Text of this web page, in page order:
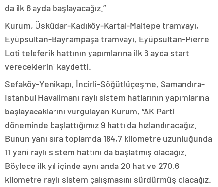
da ilk 6 ayda başlayacağız.”
Kurum, Üsküdar-Kadıköy-Kartal-Maltepe tramvayı,
Eyüpsultan-Bayrampaşa tramvayı, Eyüpsultan-Pierre
Loti teleferik hattının yapımlarına ilk 6 ayda start
vereceklerini kaydetti.
Sefaköy-Yenikapı, İncirli-Söğütlüçeşme, Samandıra-
İstanbul Havalimanı raylı sistem hatlarının yapımlarına
başlayacaklarını vurgulayan Kurum, “AK Parti
döneminde başlattığımız 9 hattı da hızlandıracağız.
Bunun yanı sıra toplamda 184,7 kilometre uzunluğunda
11 yeni raylı sistem hattını da başlatmış olacağız.
Böylece ilk yıl içinde aynı anda 20 hat ve 270,6
kilometre raylı sistem çalışmasını sürdürmüş olacağız.